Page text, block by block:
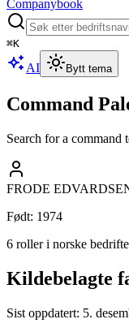
Companybook
⌘K
AI Bytt tema
Command
Search for a command
FRODE
Født: 1974
6 roller i norske
Kildebelagte
Sist oppdatert: 5.